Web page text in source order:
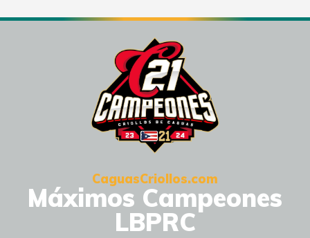
CaguasCriollos.com
Máximos Campeones
LBPRC